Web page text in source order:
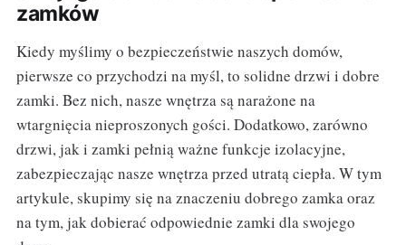
zamków
Kiedy myślimy o bezpieczeństwie naszych domów,
pierwsze co przychodzi na myśl, to solidne drzwi i dobre
zamki. Bez nich, nasze wnętrza są narażone na
wtargnięcia nieproszonych gości. Dodatkowo, zarówno
drzwi, jak i zamki pełnią ważne funkcje izolacyjne,
zabezpieczając nasze wnętrza przed utratą ciepła. W tym
artykule, skupimy się na znaczeniu dobrego zamka oraz
na tym, jak dobierać odpowiednie zamki dla swojego